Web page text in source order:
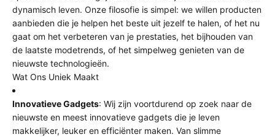
dynamisch leven. Onze filosofie is simpel: we willen producten
aanbieden die je helpen het beste uit jezelf te halen, of het nu
gaat om het verbeteren van je prestaties, het bijhouden van
de laatste modetrends, of het simpelweg genieten van de
nieuwste technologieën.
Wat Ons Uniek Maakt
Innovatieve Gadgets: Wij zijn voortdurend op zoek naar de
nieuwste en meest innovatieve gadgets die je leven
makkelijker, leuker en efficiënter maken. Van slimme